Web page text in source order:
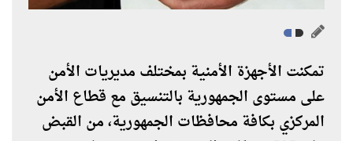
تمكنت الأجهزة الأمنية بمختلف مديريات الأمن
على مستوى الجمهورية بالتنسيق مع قطاع الأمن
المركزي بكافة محافظات الجمهورية، من القبض